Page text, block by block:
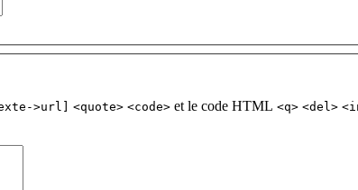
>url] <quote> <code> et le code HTML <q> <del>